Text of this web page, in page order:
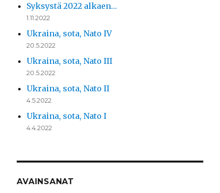
Syksystä 2022 alkaen…
1.11.2022
Ukraina, sota, Nato IV
20.5.2022
Ukraina, sota, Nato III
20.5.2022
Ukraina, sota, Nato II
4.5.2022
Ukraina, sota, Nato I
4.4.2022
AVAINSANAT